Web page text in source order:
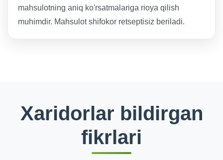
mahsulotning aniq ko'rsatmalariga rioya qilish
muhimdir. Mahsulot shifokor retseptisiz beriladi.
Xaridorlar bildirgan
fikrlari